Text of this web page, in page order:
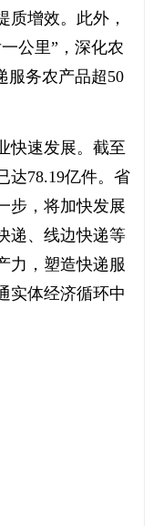
质增效。此外，
公里”，深化农
服务农产品超50
速发展。截至
达78.19亿件。省
步，将加快发展
递、线边快递等
力，塑造快递服
实体经济循环中